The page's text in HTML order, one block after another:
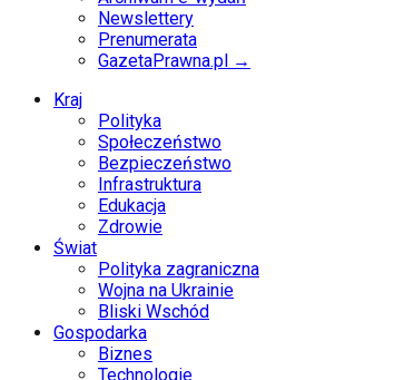
Newslettery
Prenumerata
GazetaPrawna.pl →
Kraj
Polityka
Społeczeństwo
Bezpieczeństwo
Infrastruktura
Edukacja
Zdrowie
Świat
Polityka zagraniczna
Wojna na Ukrainie
Bliski Wschód
Gospodarka
Biznes
Technologie